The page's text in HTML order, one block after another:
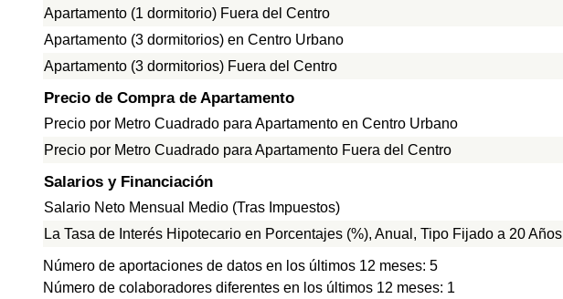
Apartamento (1 dormitorio) Fuera del Centro
Apartamento (3 dormitorios) en Centro Urbano
Apartamento (3 dormitorios) Fuera del Centro
Precio de Compra de Apartamento
Precio por Metro Cuadrado para Apartamento en Centro Urbano
Precio por Metro Cuadrado para Apartamento Fuera del Centro
Salarios y Financiación
Salario Neto Mensual Medio (Tras Impuestos)
La Tasa de Interés Hipotecario en Porcentajes (%), Anual, Tipo Fijado a 20 Años
Número de aportaciones de datos en los últimos 12 meses: 5
Número de colaboradores diferentes en los últimos 12 meses: 1